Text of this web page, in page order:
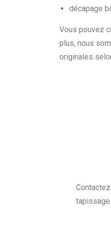
décapage
Vous pouvez
plus, nous
originales